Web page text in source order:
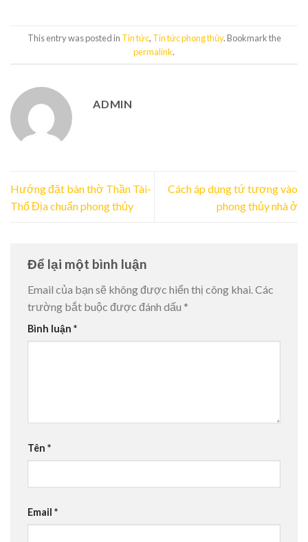
This entry was posted in Tin tức, Tin tức phong thủy. Bookmark the
permalink.
ADMIN
Hướng đặt bàn thờ Thần Tài-
Thổ Địa chuẩn phong thủy
Cách áp dụng tứ tượng vào
phong thủy nhà ở
Để lại một bình luận
Email của bạn sẽ không được hiển thị công khai.Các
trường bắt buộc được đánh dấu *
Bình luận *
Tên *
Email *